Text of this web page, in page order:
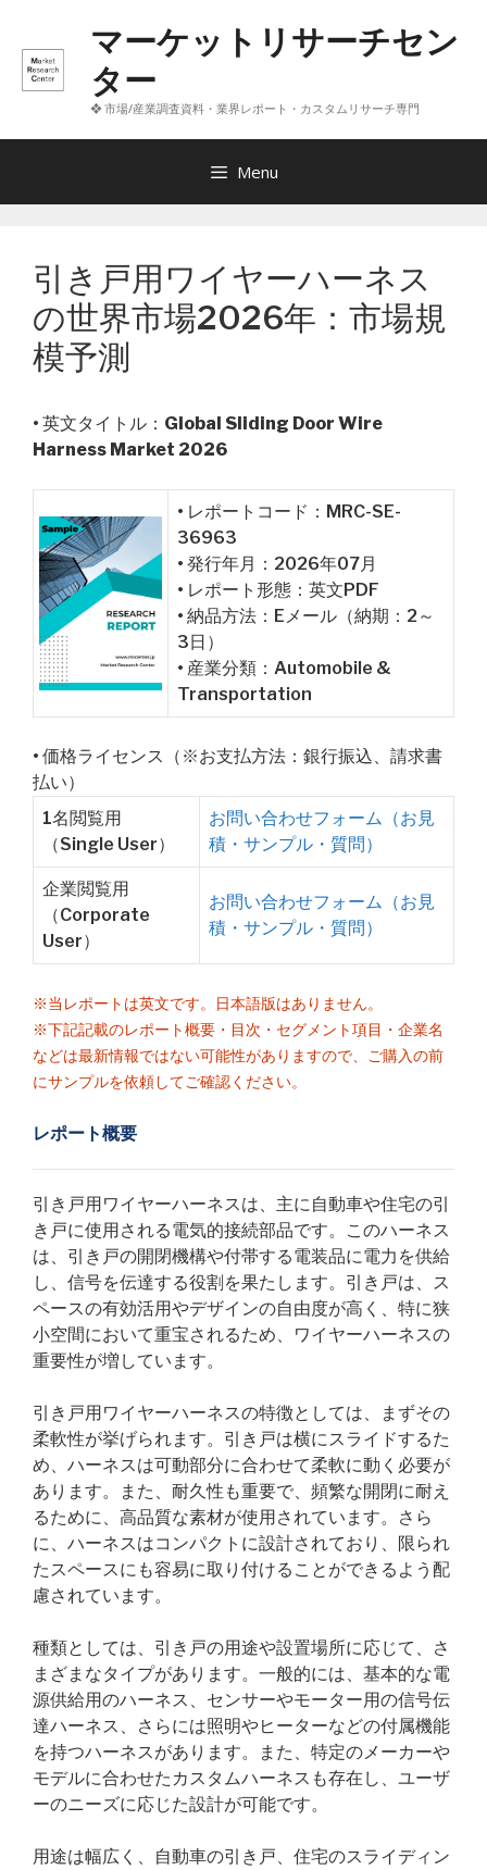
へ
マーケットリサーチセン
ター
❖ 市場/産業調査資料・業界レポート・カスタムリサーチ専門
Menu
引き戸用ワイヤーハーネス
の世界市場2026年：市場規
模予測
• 英文タイトル： Global Sliding Door Wire
Harness Market 2026
• レポートコード：MRC-SE-
36963
• 発行年月：2026年07月
• レポート形態：英文PDF
• 納品方法：Eメール（納期：2～
3日）
• 産業分類：Automobile &
Transportation
• 価格ライセンス（※お支払方法：銀行振込、請求書
払い）
1名閲覧用
（Single User）
お問い合わせフォーム（お見
積・サンプル・質問）
企業閲覧用
（Corporate
User）
お問い合わせフォーム（お見
積・サンプル・質問）
※当レポートは英文です。日本語版はありません。
※下記記載のレポート概要・目次・セグメント項目・企業名
などは最新情報ではない可能性がありますので、ご購入の前
にサンプルを依頼してご確認ください。
レポート概要
引き戸用ワイヤーハーネスは、主に自動車や住宅の引
き戸に使用される電気的接続部品です。このハーネス
は、引き戸の開閉機構や付帯する電装品に電力を供給
し、信号を伝達する役割を果たします。引き戸は、ス
ペースの有効活用やデザインの自由度が高く、特に狭
小空間において重宝されるため、ワイヤーハーネスの
重要性が増しています。
引き戸用ワイヤーハーネスの特徴としては、まずその
柔軟性が挙げられます。引き戸は横にスライドするた
め、ハーネスは可動部分に合わせて柔軟に動く必要が
あります。また、耐久性も重要で、頻繁な開閉に耐え
るために、高品質な素材が使用されています。さら
に、ハーネスはコンパクトに設計されており、限られ
たスペースにも容易に取り付けることができるよう配
慮されています。
種類としては、引き戸の用途や設置場所に応じて、さ
まざまなタイプがあります。一般的には、基本的な電
源供給用のハーネス、センサーやモーター用の信号伝
達ハーネス、さらには照明やヒーターなどの付属機能
を持つハーネスがあります。また、特定のメーカーや
モデルに合わせたカスタムハーネスも存在し、ユーザ
ーのニーズに応じた設計が可能です。
用途は幅広く、自動車の引き戸、住宅のスライディン